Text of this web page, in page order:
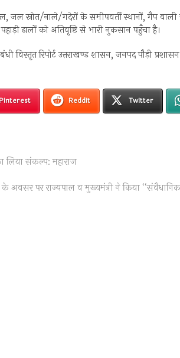
जल स्रोत/नाले/गदेरों के समीपवर्ती स्थानों, गैप वाली
ढालों को अतिवृष्टि से भारी नुकसान पहुँचा है।
विस्तृत रिपोर्ट उत्तराखण्ड शासन, जनपद पौड़ी
Reddit Twitter
लिया संकल्प: महाराज
के अवसर पर राज्यपाल व मुख्यमंत्री ने किया